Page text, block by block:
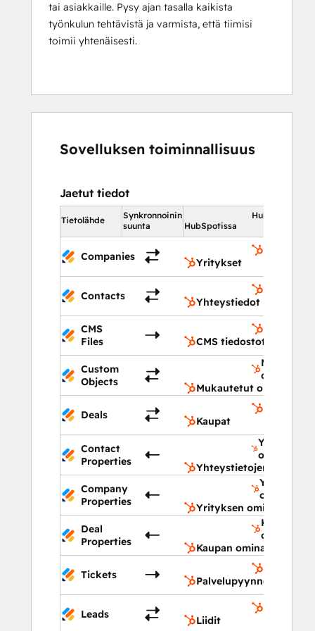
tai asiakkaille. Pysy ajan tasalla kaikista
työnkulun tehtävistä ja varmista, että tiimisi
toimii yhtenäisesti.
Sovelluksen toiminnallisuus
Jaetut tiedot
Tietolähde
Synkronnoinin
suunta
HubSpotissa
HubSpotissa
Companies
Yritykset
Contacts
Yhteystiedot
CMS
Files
CMS tiedostot
Custom
Objects
objektit
Mukautetut objektit
Deals
Kaupat
Contact
Properties
Yhteystietojen
Company
Properties
Yrityksen
Yrityksen ominaisuudet
Deal
Properties
Kaupan
Kaupan ominaisuudet
Tickets
Palvelupyynnöt
Leads
Liidit